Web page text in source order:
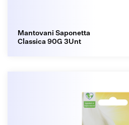
Mantovani Saponetta
Classica 90G 3Unt